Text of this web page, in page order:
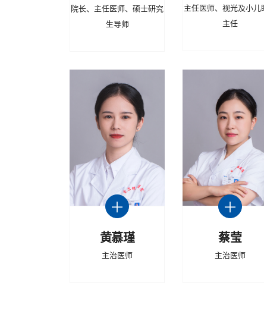
院长、主任医师、硕士研究
生导师
主任医师、视光及小儿
主任
黄慕瑾
主治医师
蔡莹
主治医师